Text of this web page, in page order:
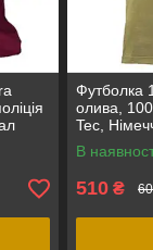
Футболка
олива,
Tec,
В
510 ₴